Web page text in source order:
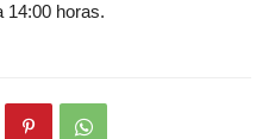
14:00 horas.